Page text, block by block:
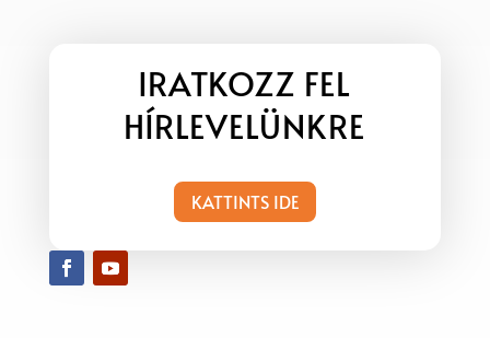
IRATKOZZ FEL
HÍRLEVELÜNKRE
KATTINTS IDE